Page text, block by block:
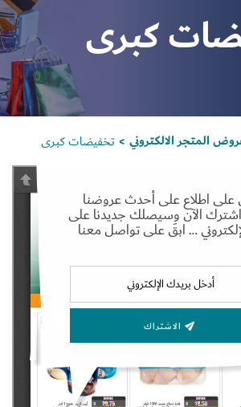
كبرى
المتجر الالكتروني > تخفيضات كبرى
اطلاع على أحدث عروضنا
اشترك الآن وسيصلك جديدنا على
… ابقَ على تواصل معنا
Set Youtube Channel ID